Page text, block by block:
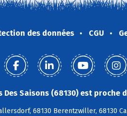
des données CGU
Saisons (68130) est proche
68130 Berentzwiller, 68130